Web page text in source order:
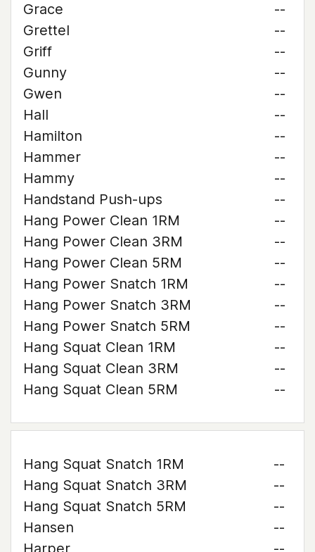
Grace
--
Grettel
--
Griff
--
Gunny
--
Gwen
--
Hall
--
Hamilton
--
Hammer
--
Hammy
--
Handstand Push-ups
--
Hang Power Clean 1RM
--
Hang Power Clean 3RM
--
Hang Power Clean 5RM
--
Hang Power Snatch 1RM
--
Hang Power Snatch 3RM
--
Hang Power Snatch 5RM
--
Hang Squat Clean 1RM
--
Hang Squat Clean 3RM
--
Hang Squat Clean 5RM
--
Hang Squat Snatch 1RM
--
Hang Squat Snatch 3RM
--
Hang Squat Snatch 5RM
--
Hansen
--
Harper
--